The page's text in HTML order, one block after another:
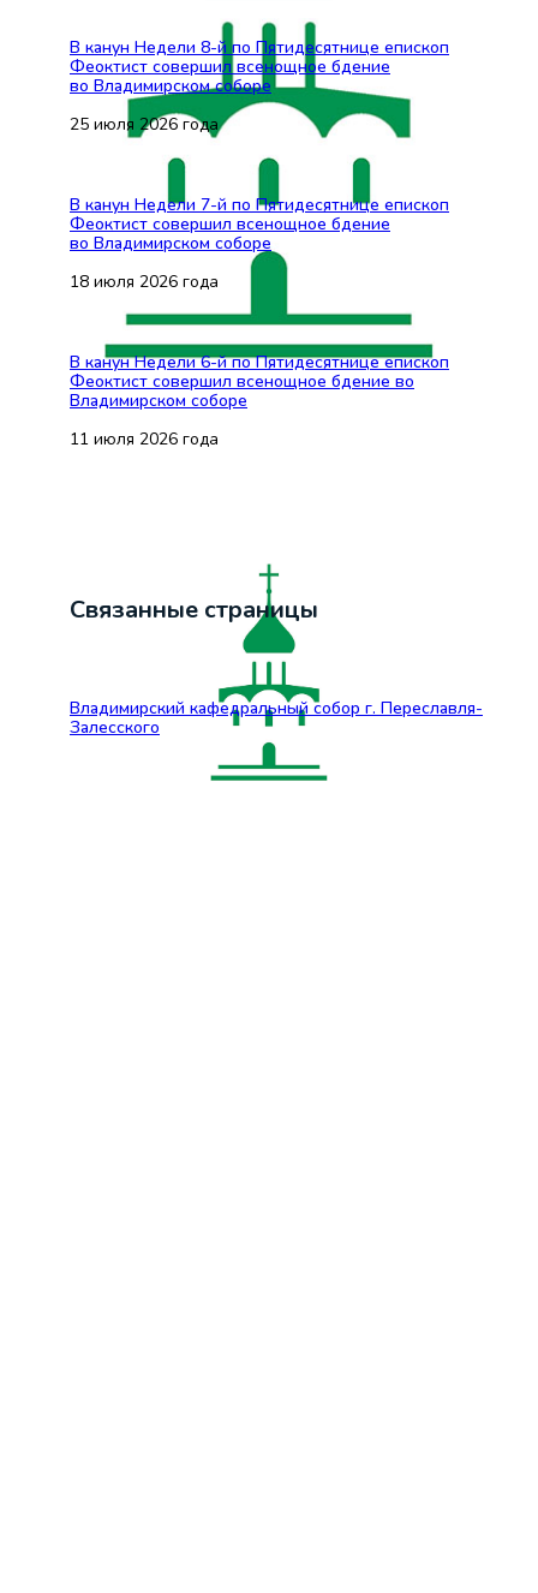
В канун Недели 8-й по Пятидесятнице епископ
Феоктист совершил всенощное бдение
во Владимирском соборе
25 июля 2026 года
В канун Недели 7-й по Пятидесятнице епископ
Феоктист совершил всенощное бдение
во Владимирском соборе
18 июля 2026 года
В канун Недели 6-й по Пятидесятнице епископ
Феоктист совершил всенощное бдение во
Владимирском соборе
11 июля 2026 года
Связанные страницы
Владимирский кафедральный собор г. Переславля-
Залесского